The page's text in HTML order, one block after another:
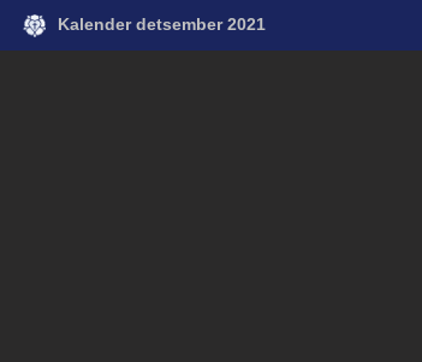
Kalender detsember 2021